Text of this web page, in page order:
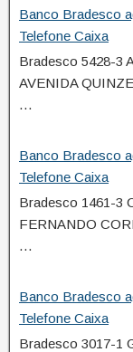
Banco Bradesco
Telefone Caixa
Bradesco 5428-3
AVENIDA
…
Banco Bradesco
Telefone Caixa
Bradesco 1461-3
FERNANDO
…
Banco Bradesco
Telefone Caixa
Bradesco 3017-1